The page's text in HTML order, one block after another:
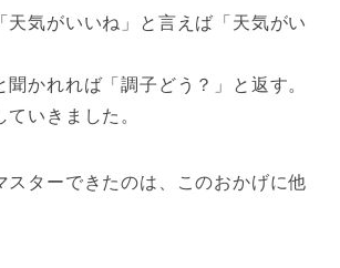
天気がいいね」と言えば「天気がい
聞かれれば「調子どう？」と返す。
いきました。
スターできたのは、このおかげに他